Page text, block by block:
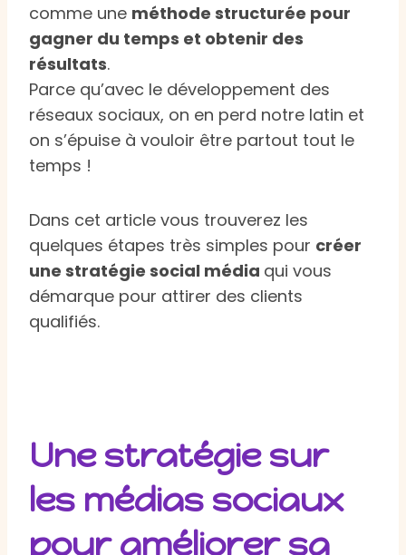
comme une méthode structurée pour
gagner du temps et obtenir des
résultats.
Parce qu’avec le développement des
réseaux sociaux, on en perd notre latin et
on s’épuise à vouloir être partout tout le
temps !
Dans cet article vous trouverez les
quelques étapes très simples pour créer
une stratégie social média qui vous
démarque pour attirer des clients
qualifiés.
Une stratégie sur
les médias sociaux
pour améliorer sa